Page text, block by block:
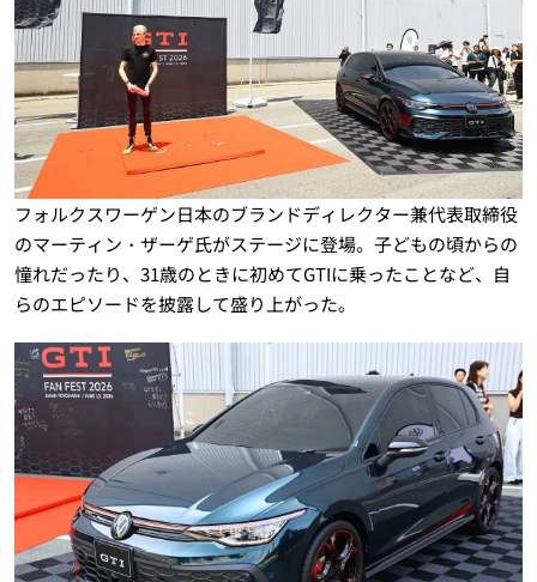
フォルクスワーゲン日本のブランドディレクター兼代表取締役
のマーティン・ザーゲ氏がステージに登場。子どもの頃からの
憧れだったり、31歳のときに初めてGTIに乗ったことなど、自
らのエピソードを披露して盛り上がった。